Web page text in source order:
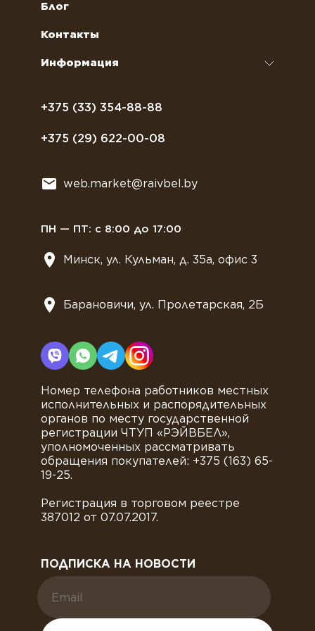
+375 (33) 354-88-88
+375 (29) 622-00-08
web.market@raivbel.by
ПН — ПТ: с 8:00 до 17:00
Минск, ул. Кульман, д. 35а, офис 3
Барановичи, ул. Пролетарская, 2Б
Номер телефона работников местных
исполнительных и распорядительных
органов по месту государственной
регистрации ЧТУП «РЭЙВБЕЛ»,
уполномоченных рассматривать
обращения покупателей: +375 (163) 65-
19-25.
Регистрация в торговом реестре
387012 от 07.07.2017.
ПОДПИСКА НА НОВОСТИ
Курсы бариста
Как оформить заказ
Условия доставки
Блог
Контакты
Информация
Договор оферты